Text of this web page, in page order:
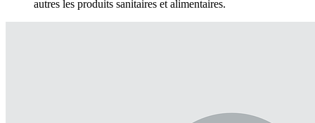
autres les produits sanitaires et alimentaires.